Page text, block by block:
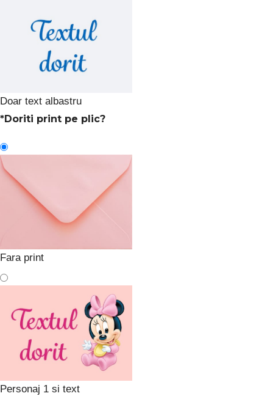
Doar text albastru
*Doriti print pe plic?
Fara print
Personaj 1 si text